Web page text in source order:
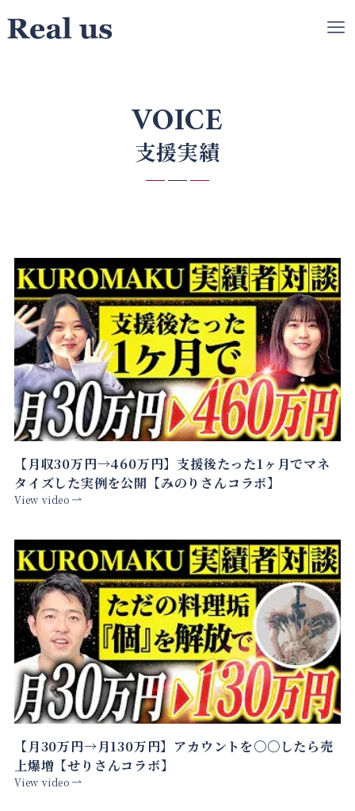
VOICE
支援実績
【月収30万円→460万円】支援後たった1ヶ月でマネ
タイズした実例を公開【みのりさんコラボ】
View video
【月30万円→月130万円】アカウントを〇〇したら売
上爆増【せりさんコラボ】
View video